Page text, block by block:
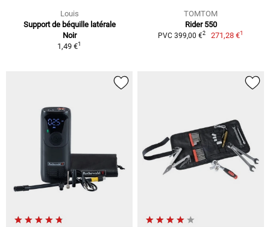
Louis
Support de béquille latérale
Noir
1,49 €1
TOMTOM
Rider 550
PVC 399,00 €2 271,28 €1